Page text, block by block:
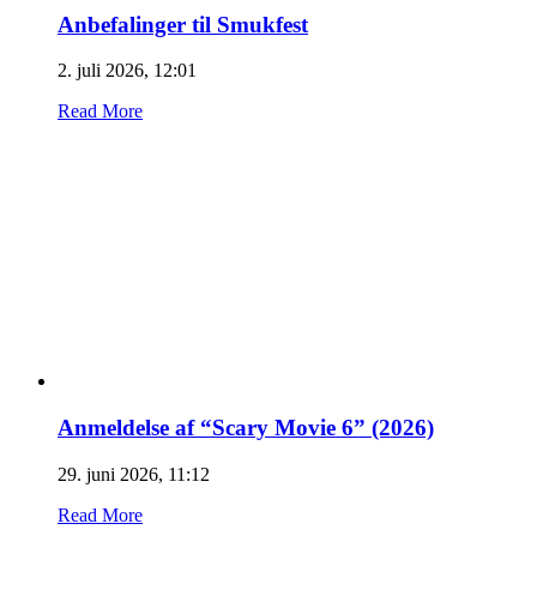
Anbefalinger til Smukfest
2. juli 2026, 12:01
Read More
Anmeldelse af “Scary Movie 6” (2026)
29. juni 2026, 11:12
Read More